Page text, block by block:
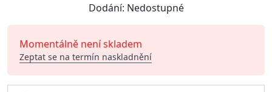
Dodání: Nedostupné
Momentálně není skladem
Zeptat se na termín naskladnění